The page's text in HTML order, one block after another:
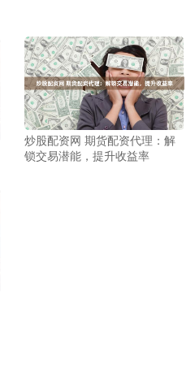
炒股配资网 期货配资代理：解
锁交易潜能，提升收益率